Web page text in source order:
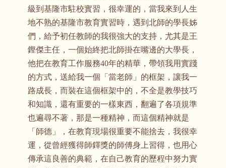
級到基隆市駐校實習，很幸運的，當我來到人生
地不熟的基隆市教育實習時，遇到北師的學長姊
們，給予初任教師的我很強大的支持，尤其是王
鏗傑主任，一個始終把北師掛在嘴邊的大學長，
他把在教育工作服務40年的精華，帶領我用實踐
的方式，送給我一個「當老師」的框架，讓我一
路成長，而裝在這個框架中的，不全是教學技巧
和知識，還有重要的一樣東西，翻遍了各項規準
也遍尋不著，那是一種精神，而這個精神就是
「師德」，在教育現場很重要不能捨去，我很幸
運，從曾經獲得師鐸獎的師傅身上習得，也用心
傳承這良善的典範，在自己教育的歷程中努力實